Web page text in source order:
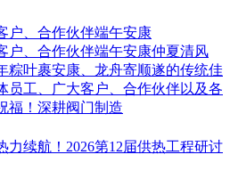
户、合作伙伴端午安康
户、合作伙伴端午安康仲夏清风
粽叶裹安康、龙舟寄顺遂的传统佳
员工、广大客户、合作伙伴以及各
福！深耕阀门制造